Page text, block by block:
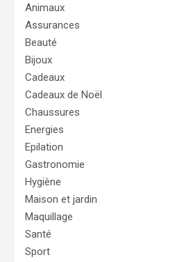
Animaux
Assurances
Beauté
Bijoux
Cadeaux
Cadeaux de Noël
Chaussures
Energies
Epilation
Gastronomie
Hygiène
Maison et jardin
Maquillage
Santé
Sport